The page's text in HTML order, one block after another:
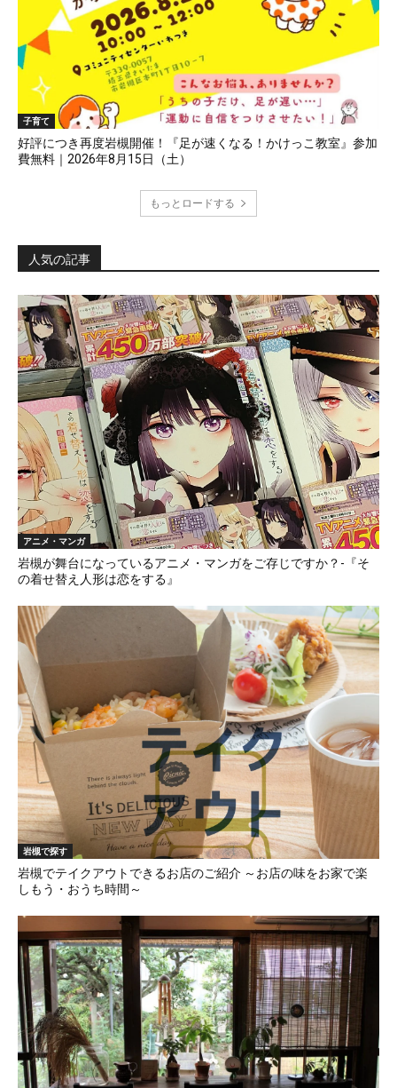
子育て
好評につき再度岩槻開催！『足が速くなる！かけっこ教室』参加
費無料｜2026年8月15日（土）
もっとロードする
人気の記事
アニメ・マンガ
岩槻が舞台になっているアニメ・マンガをご存じですか？-『そ
の着せ替え人形は恋をする』
岩槻で探す
岩槻でテイクアウトできるお店のご紹介 ～お店の味をお家で楽
しもう・おうち時間～